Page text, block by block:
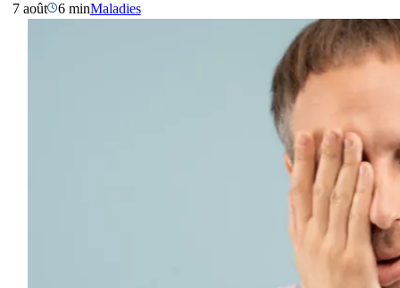
7 août 6 minMaladies